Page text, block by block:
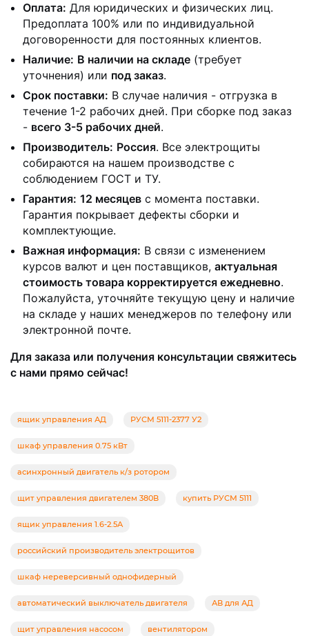
Оплата: Для юридических и физических лиц.
Предоплата 100% или по индивидуальной
договоренности для постоянных клиентов.
Наличие: В наличии на складе (требует
уточнения) или под заказ.
Срок поставки: В случае наличия - отгрузка в
течение 1-2 рабочих дней. При сборке под заказ
- всего 3-5 рабочих дней.
Производитель: Россия. Все электрощиты
собираются на нашем производстве с
соблюдением ГОСТ и ТУ.
Гарантия: 12 месяцев с момента поставки.
Гарантия покрывает дефекты сборки и
комплектующие.
Важная информация: В связи с изменением
курсов валют и цен поставщиков, актуальная
стоимость товара корректируется ежедневно.
Пожалуйста, уточняйте текущую цену и наличие
на складе у наших менеджеров по телефону или
электронной почте.
Для заказа или получения консультации свяжитесь
с нами прямо сейчас!
ящик управления АД РУСМ 5111-2377 У2
шкаф управления 0.75 кВт
асинхронный двигатель к/з ротором
щит управления двигателем 380В купить РУСМ 5111
ящик управления 1.6-2.5А
российский производитель электрощитов
шкаф нереверсивный однофидерный
автоматический выключатель двигателя АВ для АД
щит управления насосом вентилятором